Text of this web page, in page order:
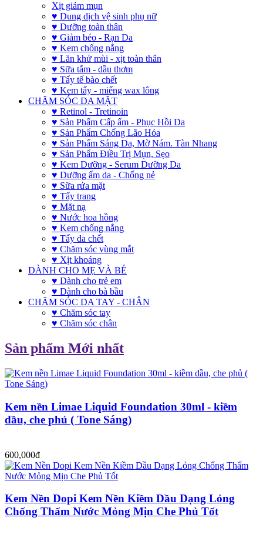
Xịt giảm mụn
♥ Dung dịch vệ sinh phụ nữ
♥ Dưỡng toàn thân
♥ Giảm béo - Rạn Da
♥ Kem chống nắng
♥ Lăn khử mùi - xịt toàn thân
♥ Sữa tắm - dầu thơm
♥ Tẩy tế bào chết
♥ Kem tẩy - miếng wax lông
CHĂM SÓC DA MẶT
♥ Retinol - Tretinoin
♥ Sản Phẩm Cấp ẩm - Phục Hồi Da
♥ Sản Phẩm Chống Lão Hóa
♥ Sản Phẩm Sáng Da, Mờ Nám. Tàn Nhang
♥ Sản Phẩm Điều Trị Mụn, Sẹo
♥ Kem Dưỡng - Serum Dưỡng Da
♥ Dưỡng ẩm da - Chống nẻ
♥ Sữa rửa mặt
♥ Tẩy trang
♥ Mặt nạ
♥ Nước hoa hồng
♥ Kem chống nắng
♥ Tẩy da chết
♥ Chăm sóc vùng mắt
♥ Xịt khoáng
DÀNH CHO MẸ VÀ BÉ
♥ Dành cho trẻ em
♥ Dành cho bà bầu
CHĂM SÓC DA TAY - CHÂN
♥ Chăm sóc tay
♥ Chăm sóc chân
Sản phẩm Mới nhất
Kem nền Limae Liquid Foundation 30ml - kiềm
dầu, che phủ ( Tone Sáng)
600,000đ
Kem Nền Dopi Kem Nền Kiềm Dầu Dạng Lỏng
Chống Thấm Nước Mỏng Mịn Che Phủ Tốt